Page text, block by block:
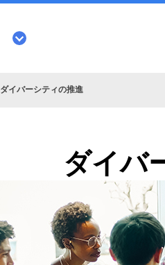
ダイバーシティの推進
ダイバ